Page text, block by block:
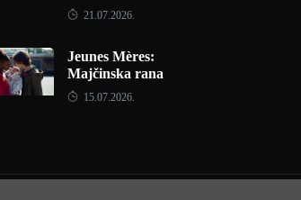
21.07.2026.
Jeunes Mères:
Majčinska rana
15.07.2026.